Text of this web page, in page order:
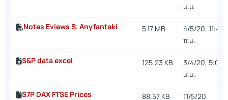
μ.μ.
Notes Eviews S. Anyfantaki 5.17 MB
4/5/20, 11:46
π.μ.
S&P data excel 125.23 KB
3/4/20, 5:06
μ.μ.
S7P DAX FTSE Prices 88.57 KB 11/5/20,